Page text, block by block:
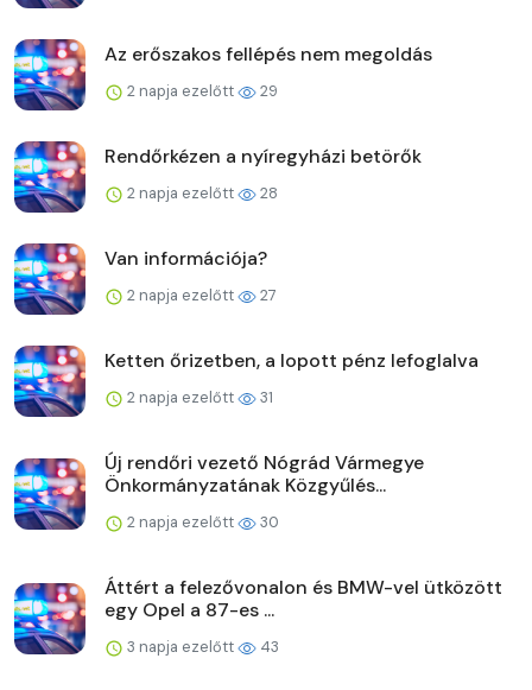
Az erőszakos fellépés nem megoldás
2 napja ezelőtt 29
Rendőrkézen a nyíregyházi betörők
2 napja ezelőtt 28
Van információja?
2 napja ezelőtt 27
Ketten őrizetben, a lopott pénz lefoglalva
2 napja ezelőtt 31
Új rendőri vezető Nógrád Vármegye
Önkormányzatának Közgyűlés...
2 napja ezelőtt 30
Áttért a felezővonalon és BMW-vel ütközött
egy Opel a 87-es ...
3 napja ezelőtt 43